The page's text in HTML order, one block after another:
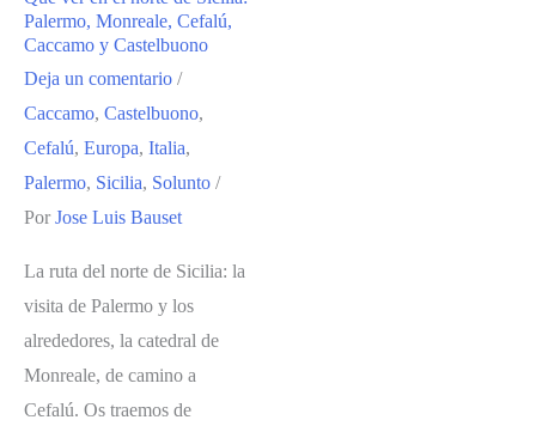
Palermo, Monreale, Cefalú,
Caccamo y Castelbuono
Deja un comentario /
Caccamo, Castelbuono,
Cefalú, Europa, Italia,
Palermo, Sicilia, Solunto /
Por Jose Luis Bauset
La ruta del norte de Sicilia: la
visita de Palermo y los
alrededores, la catedral de
Monreale, de camino a
Cefalú. Os traemos de